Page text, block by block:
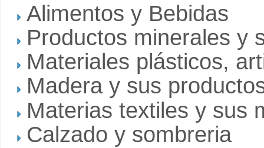
Alimentos y Bebidas
Productos minerales y
Materiales plásticos,
Madera y sus
Materias textiles y sus
Calzado y sombreria